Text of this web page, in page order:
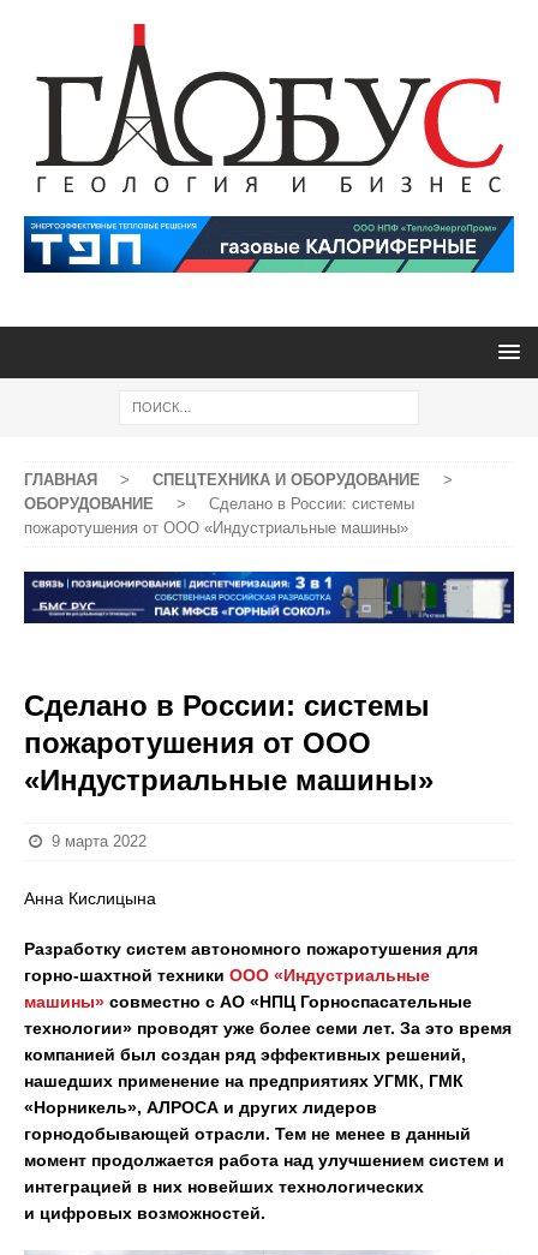
ГЛАВНАЯ > СПЕЦТЕХНИКА И ОБОРУДОВАНИЕ
>
ОБОРУДОВАНИЕ
>
Сделано в России: системы
пожаротушения от ООО «Индустриальные машины»
Сделано в России: системы
пожаротушения от ООО
«Индустриальные машины»
9 марта 2022
Анна Кислицына
Разработку систем автономного пожаротушения для
горно-шахтной техники ООО «Индустриальные
машины» совместно с АО «НПЦ Горноспасательные
технологии» проводят уже более семи лет. За это время
компанией был создан ряд эффективных решений,
нашедших применение на предприятиях УГМК, ГМК
«Норникель», АЛРОСА и других лидеров
горнодобывающей отрасли. Тем не менее в данный
момент продолжается работа над улучшением систем и
интеграцией в них новейших технологических
и цифровых возможностей.